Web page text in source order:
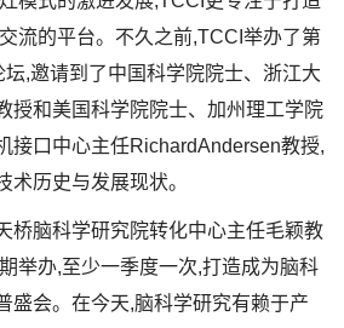
流的平台。不久之前,TCCI举办了第
坛,邀请到了中国科学院院士、浙江大
授和美国科学院院士、加州理工学院
接口中心主任RichardAndersen教授,
术历史与发展现状。
桥脑科学研究院转化中心主任毛颖教
举办,至少一季度一次,打造成为脑科
盛会。在今天,脑科学研究有赖于产